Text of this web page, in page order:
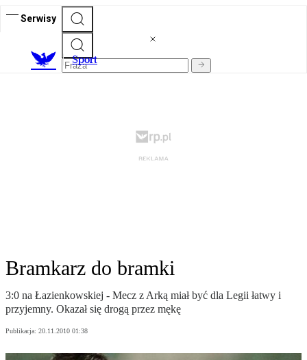
Serwisy
Sport
Bramkarz do bramki
3:0 na Łazienkowskiej - Mecz z Arką miał być dla Legii łatwy i
przyjemny. Okazał się drogą przez mękę
Publikacja: 20.11.2010 01:38